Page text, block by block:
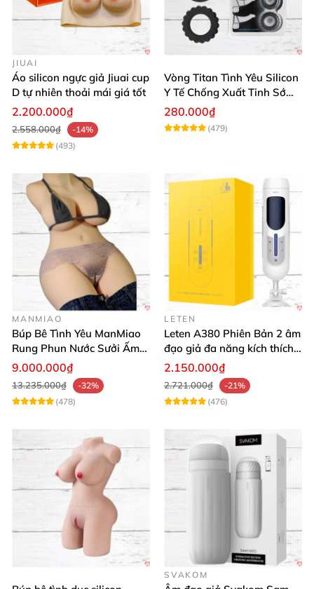
JIUAI
Áo silicon ngực giả Jiuai cup
D tự nhiên thoải mái giá tốt
2.200.000₫
2.558.000₫
-14%
(493)
Vòng Titan Tình Yêu Silicon
Y Tế Chống Xuất Tinh Sớm
Cao Cấp
280.000₫
(479)
MANMIAO
Búp Bê Tình Yêu ManMiao
Rung Phun Nước Sưởi Ấm
Thông Minh
9.000.000₫
13.235.000₫
-32%
(478)
LETEN
Leten A380 Phiên Bản 2 âm
đạo giả đa năng kích thích
cực mạnh
2.150.000₫
2.721.000₫
-21%
(476)
SVAKOM